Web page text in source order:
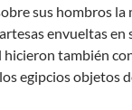
sus hombros la
envueltas en
hicieron también
egipcios objetos